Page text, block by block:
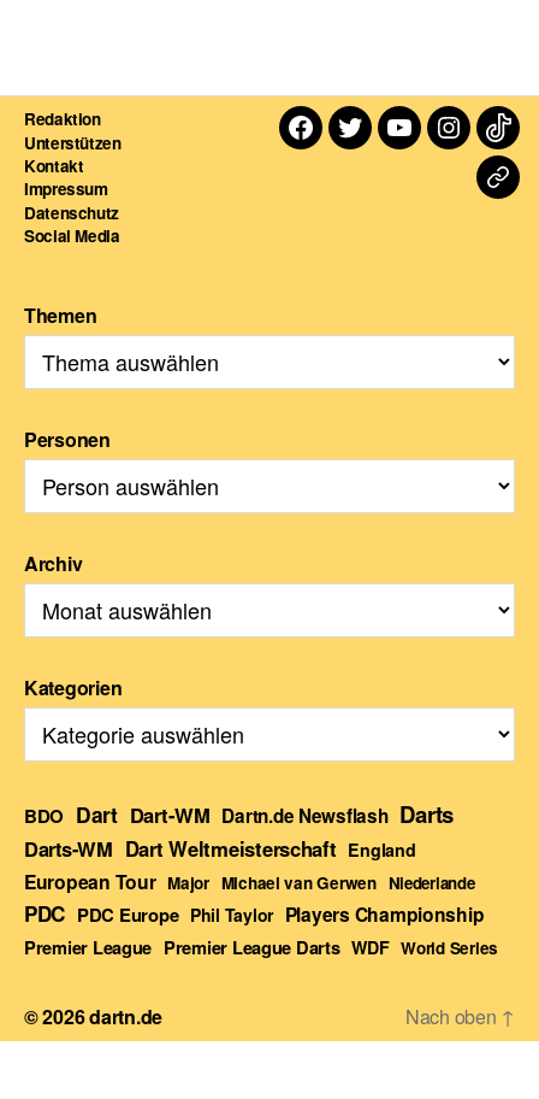
Redaktion
Unterstützen
Kontakt
Impressum
Datenschutz
Social Media
Facebook
TwitterYoutube
Themen
Personen
Archiv
Kategorien
BDO Dart Dart-WM Dartn.de Newsflash Darts
Darts-WM Dart Weltmeisterschaft England
European Tour Major Michael van Gerwen Niederlande
PDC PDC Europe Phil Taylor Players Championship
Premier League Premier League Darts WDF World Series
© 2026dartn.de Nach oben ↑